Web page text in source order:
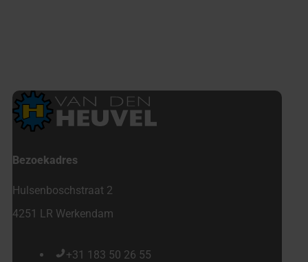
Bezoekadres
Hulsenboschstraat 2
4251 LR Werkendam
+31 183 50 26 55